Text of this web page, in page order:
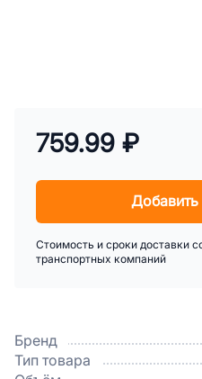
Бренд
Тип товара
759.99 ₽
Добавить
Стоимость и сроки доставки
транспортных компаний